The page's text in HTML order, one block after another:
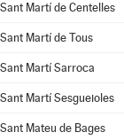
Sant Martí de Centelles
Sant Martí de Tous
Sant Martí Sarroca
Sant Martí Sesgueioles
Sant Mateu de Bages